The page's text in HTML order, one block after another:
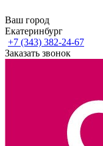
Ваш город
Екатеринбург
+7 (343) 382-24-67
Заказать звонок